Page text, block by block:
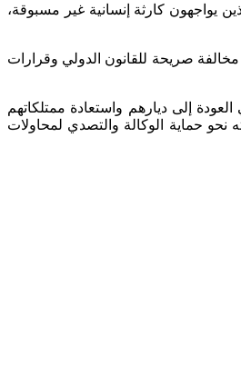
يواجهون كارثة إنسانية غير مسبوقة،
صريحة للقانون الدولي وقرارات
إلى ديارهم واستعادة ممتلكاتهم
نحو حماية الوكالة والتصدي لمحاولات